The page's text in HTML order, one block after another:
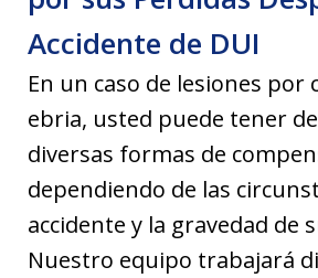
Accidente de DUI
En un caso de lesiones por
ebria, usted puede tener
diversas formas de
dependiendo de las
accidente y la gravedad de
Nuestro equipo trabajará